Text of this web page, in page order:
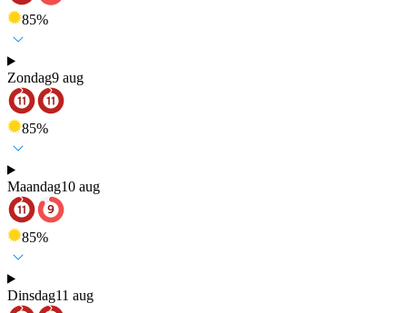
85%
Zondag9 aug
85%
Maandag10 aug
85%
Dinsdag11 aug